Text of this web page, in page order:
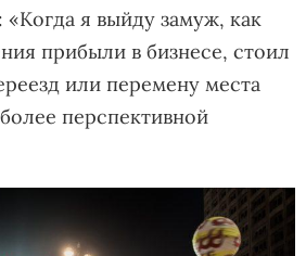
«Когда я выйду замуж, как
прибыли в бизнесе, стоил
или перемену места
перспективной